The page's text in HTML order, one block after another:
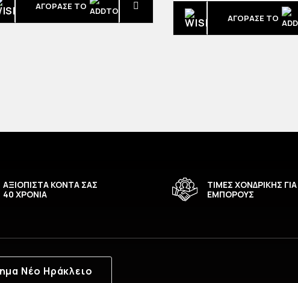
ΑΓΟΡΑΣΈ ΤΟ
ΑΓΟΡΑΣΈ ΤΟ
ΑΞΙΟΠΙΣΤΑ ΚΟΝΤΑ ΣΑΣ
40 ΧΡΟΝΙΑ
ΤΙΜΕΣ ΧΟΝΔΡΙΚΗΣ ΓΙΑ
ΕΜΠΟΡΟΥΣ
Νέο Ηράκλειο